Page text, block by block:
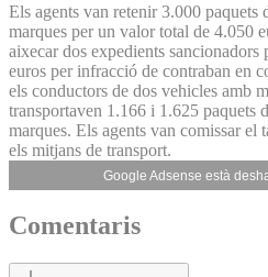
Els agents van retenir 3.000 paquets
marques per un valor total de 4.050
aixecar dos expedients
euros per infracció de contraban en
els conductors de dos vehicles amb
transportaven 1.166 i 1.625 paquets
marques. Els agents van comissar el
els mitjans de transport.
Google Adsense està
Comentaris